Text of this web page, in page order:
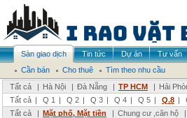
Sàn giao dịch Tin tức Dự án Tư vấn
Cần bán
Cho thuê
Tìm theo nhu cầu
Tất cả
| Hà Nội | Đà Nẵng | TP HCM | Hải
Tất cả | Q 1 | Q 2 | Q 3 | Q 4 | Q 5 | Q.8 |
Tất cả
| Mặt phố, Mặt tiền | Chung cư ,căn hộ |